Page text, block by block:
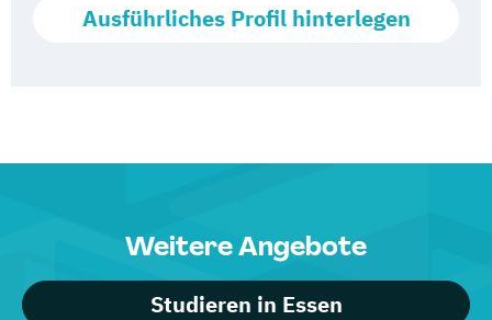
Ausführliches Profil hinterlegen
Weitere Angebote
Studieren in Essen